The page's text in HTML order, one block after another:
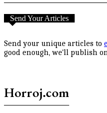
Send Your Articles
Send your unique articles to
good enough, we'll publish
Horroj.com